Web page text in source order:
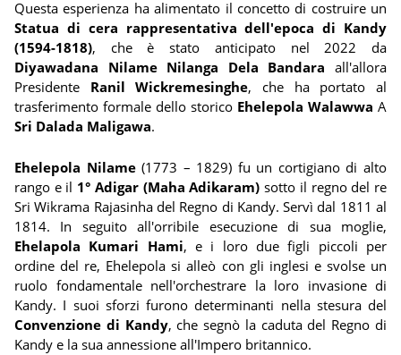
Questa esperienza ha alimentato il concetto di costruire un
Statua di cera rappresentativa dell'epoca di Kandy
(1594-1818), che è stato anticipato nel 2022 da
Diyawadana Nilame Nilanga Dela Bandara all'allora
Presidente Ranil Wickremesinghe, che ha portato al
trasferimento formale dello storico Ehelepola Walawwa A
Sri Dalada Maligawa.
Ehelepola Nilame(1773 – 1829) fu un cortigiano di alto
rango e il 1° Adigar (Maha Adikaram) sotto il regno del re
Sri Wikrama Rajasinha del Regno di Kandy. Servì dal 1811 al
1814. In seguito all'orribile esecuzione di sua moglie,
Ehelapola Kumari Hami, e i loro due figli piccoli per
ordine del re, Ehelepola si alleò con gli inglesi e svolse un
ruolo fondamentale nell'orchestrare la loro invasione di
Kandy. I suoi sforzi furono determinanti nella stesura del
Convenzione di Kandy, che segnò la caduta del Regno di
Kandy e la sua annessione all'Impero britannico.